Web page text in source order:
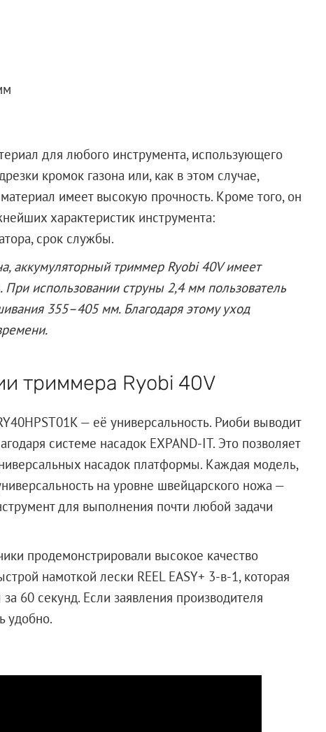
для любого инструмента, использующего
кромок газона или, как в этом случае,
имеет высокую прочность. Кроме того, он
характеристик инструмента:
срок службы.
аккумуляторный триммер Ryobi 40V имеет
использовании струны 2,4 мм пользователь
355–405 мм. Благодаря этому уход
триммера Ryobi 40V
— её универсальность. Риоби выводит
системе насадок EXPAND-IT. Это позволяет
насадок платформы. Каждая модель,
на уровне швейцарского ножа —
для выполнения почти любой задачи
продемонстрировали высокое качество
намоткой лески REEL EASY+ 3-в-1, которая
60 секунд. Если заявления производителя
удобно.